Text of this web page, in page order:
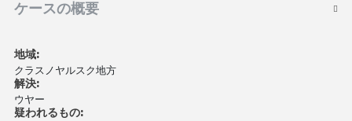
ケースの概要
地域:
クラスノヤルスク地方
解決:
ウヤー
疑われるもの: